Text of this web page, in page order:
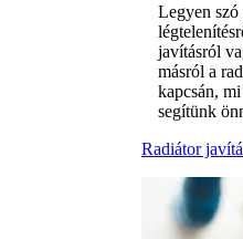
Legyen szó
javításról
másról a
kapcsán,
segítünk
Radiátor